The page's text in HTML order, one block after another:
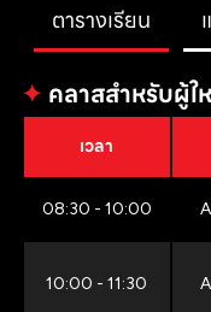
ตารางเรียน
✦ คลาสสำหรับผู้ใ
เวลา
08:30 - 10:00
10:00 - 11:30